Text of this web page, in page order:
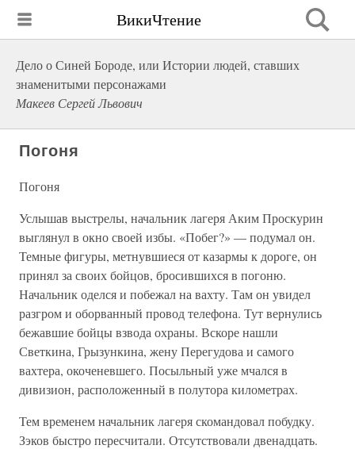
ВикиЧтение
Дело о Синей Бороде, или Истории людей, ставших
знаменитыми персонажами
Макеев Сергей Львович
Погоня
Погоня
Услышав выстрелы, начальник лагеря Аким Проскурин
выглянул в окно своей избы. «Побег?» — подумал он.
Темные фигуры, метнувшиеся от казармы к дороге, он
принял за своих бойцов, бросившихся в погоню.
Начальник оделся и побежал на вахту. Там он увидел
разгром и оборванный провод телефона. Тут вернулись
бежавшие бойцы взвода охраны. Вскоре нашли
Светкина, Грызункина, жену Перегудова и самого
вахтера, окоченевшего. Посыльный уже мчался в
дивизион, расположенный в полутора километрах.
Тем временем начальник лагеря скомандовал побудку.
Зэков быстро пересчитали. Отсутствовали двенадцать.